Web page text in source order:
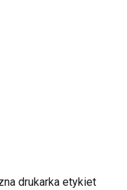
drukarka etykiet